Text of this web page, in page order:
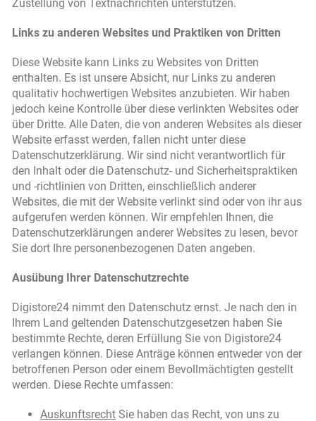
Zustellung von Textnachrichten unterstützen.
Links zu anderen Websites und Praktiken von Dritten
Diese Website kann Links zu Websites von Dritten
enthalten. Es ist unsere Absicht, nur Links zu anderen
qualitativ hochwertigen Websites anzubieten. Wir haben
jedoch keine Kontrolle über diese verlinkten Websites oder
über Dritte. Alle Daten, die von anderen Websites als dieser
Website erfasst werden, fallen nicht unter diese
Datenschutzerklärung. Wir sind nicht verantwortlich für
den Inhalt oder die Datenschutz- und Sicherheitspraktiken
und -richtlinien von Dritten, einschließlich anderer
Websites, die mit der Website verlinkt sind oder von ihr aus
aufgerufen werden können. Wir empfehlen Ihnen, die
Datenschutzerklärungen anderer Websites zu lesen, bevor
Sie dort Ihre personenbezogenen Daten angeben.
Ausübung Ihrer Datenschutzrechte
Digistore24 nimmt den Datenschutz ernst. Je nach den in
Ihrem Land geltenden Datenschutzgesetzen haben Sie
bestimmte Rechte, deren Erfüllung Sie von Digistore24
verlangen können. Diese Anträge können entweder von der
betroffenen Person oder einem Bevollmächtigten gestellt
werden. Diese Rechte umfassen:
Auskunftsrecht Sie haben das Recht, von uns zu